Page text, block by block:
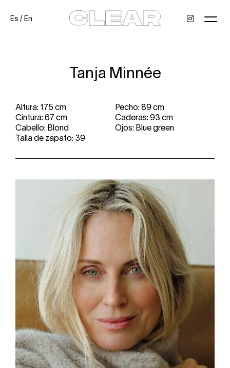
Es /En
Tanja Minnée
Altura: 175 cm
Pecho: 89 cm
Cintura: 67 cm
Caderas: 93 cm
Cabello: Blond
Ojos: Blue green
Talla de zapato: 39